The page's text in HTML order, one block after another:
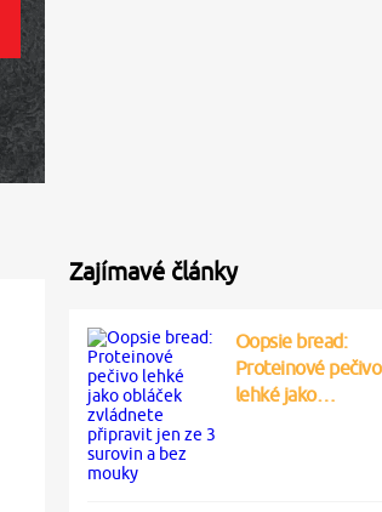
Zajímavé články
Oopsie bread:
Proteinové pečivo
lehké jako…